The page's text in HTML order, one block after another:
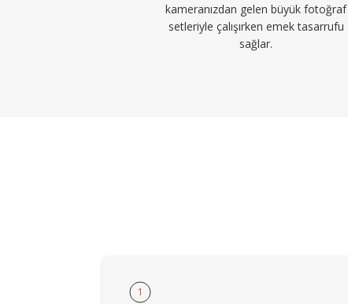
kameranızdan gelen büyük fotoğraf
setleriyle çalışırken emek tasarrufu
sağlar.
1